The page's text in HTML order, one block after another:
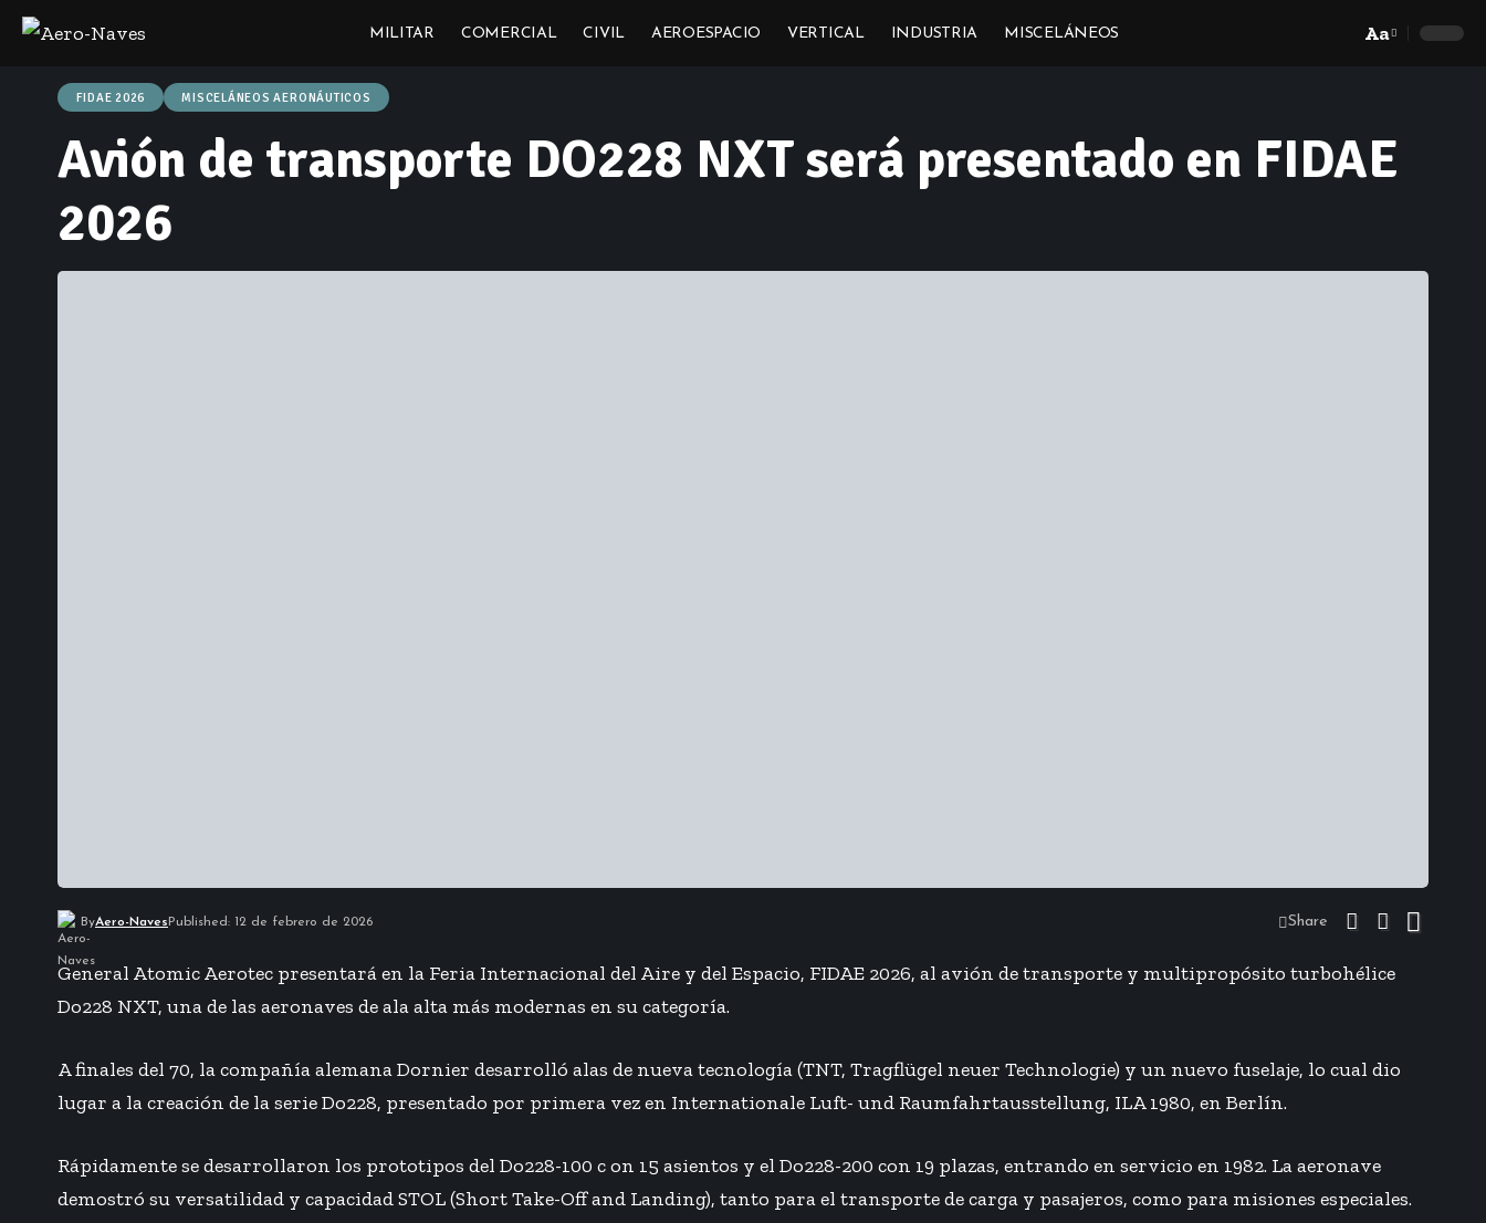
MILITAR COMERCIAL CIVIL AEROESPACIO VERTICAL INDUSTRIA MISCELÁNEOS
Font
Aa
FIDAE 2026 MISCELÁNEOS AERONÁUTICOS
Avión de transporte DO228 NXT será presentado en FIDAE
2026
ByAero-Naves Published: 12 de febrero de 2026 Share
General Atomic Aerotec presentará en la Feria Internacional del Aire y del Espacio, FIDAE 2026, al avión de transporte y multipropósito turbohélice
Do228 NXT, una de las aeronaves de ala alta más modernas en su categoría.
A finales del 70, la compañía alemana Dornier desarrolló alas de nueva tecnología (TNT, Tragflügel neuer Technologie) y un nuevo fuselaje, lo cual dio
lugar a la creación de la serie Do228, presentado por primera vez en Internationale Luft- und Raumfahrtausstellung, ILA 1980, en Berlín.
Rápidamente se desarrollaron los prototipos del Do228-100 c on 15 asientos y el Do228-200 con 19 plazas, entrando en servicio en 1982. La aeronave
demostró su versatilidad y capacidad STOL (Short Take-Off and Landing), tanto para el transporte de carga y pasajeros, como para misiones especiales.